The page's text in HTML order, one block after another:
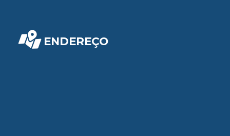
ENDEREÇO